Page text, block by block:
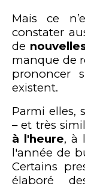
Mais ce
constater
de
manque de
prononcer
existent.
Parmi elles,
– et très
à l'heure, à
l'année de
Certains
élaboré